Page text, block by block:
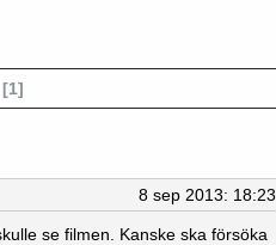
8 sep 2013: 18:23
se filmen. Kanske ska försöka